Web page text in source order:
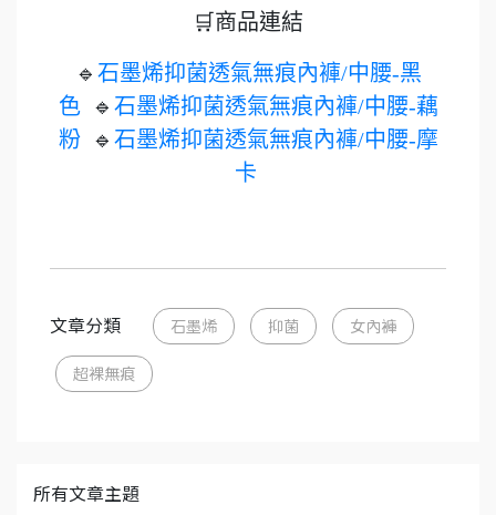
🛒商品連結
🔹 石墨烯抑菌透氣無痕內褲/中腰-黑
色🔹 石墨烯抑菌透氣無痕內褲/中腰-藕
粉🔹 石墨烯抑菌透氣無痕內褲/中腰-摩
卡
文章分類 石墨烯 抑菌 女內褲
超裸無痕
所有文章主題